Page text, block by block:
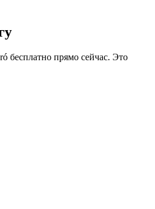
бесплатно прямо сейчас. Это